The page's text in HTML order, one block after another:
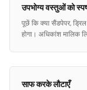
उपभोग्य वस्तुओं को
पूछें कि क्या सैंडपेपर,
होगा। अधिकांश मालिक
साफ करके लौटाएँ